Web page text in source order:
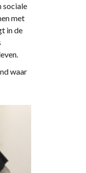
sociale
met
in de
waar